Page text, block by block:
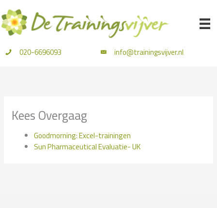
naar
de
inhoud
020-6696093 info@trainingsvijver.nl
Kees Overgaag
Goodmorning: Excel-trainingen
Sun Pharmaceutical Evaluatie- UK